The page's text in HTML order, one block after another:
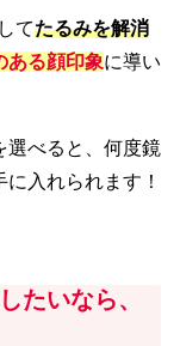
てたるみを解消
ある顔印象に導い
選べると、何度鏡
に入れられます！
たいなら、